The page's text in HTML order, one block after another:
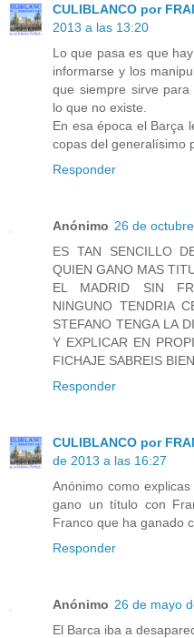
CULIBLANCO por
2013 a las 13:20
Lo que pasa es que
informarse y los
que siempre sirve
lo que no existe.
En esa época el Barça
copas del generalísimo
Responder
Anónimo 26 de
ES TAN SENCILLO
QUIEN GANO MAS
EL MADRID SIN
NINGUNO TENDRIA
STEFANO TENGA LA
Y EXPLICAR EN
FICHAJE SABREIS
Responder
CULIBLANCO por
de 2013 a las 16:27
Anónimo como
gano un título con
Franco que ha ganado
Responder
Anónimo 26 de mayo
El Barca iba a